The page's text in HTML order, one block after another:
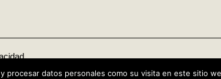
procesar datos personales como su visita en este sitio